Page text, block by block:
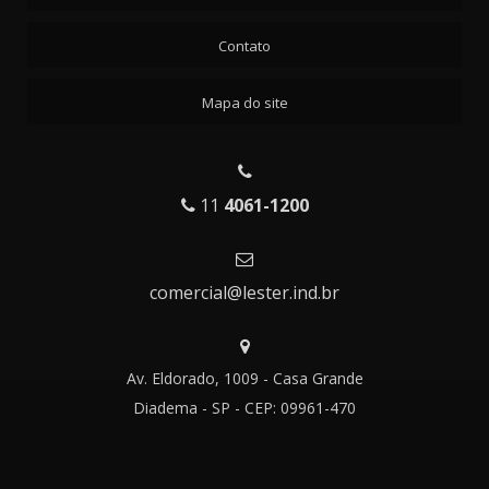
Contato
Mapa do site
11 4061-1200
comercial@lester.ind.br
Av. Eldorado, 1009 - Casa Grande
Diadema - SP - CEP: 09961-470